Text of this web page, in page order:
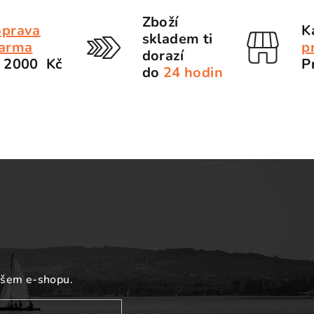
2000 Kč
Zboží
skladem ti
dorazí
do 24 hodin
e-shopu.